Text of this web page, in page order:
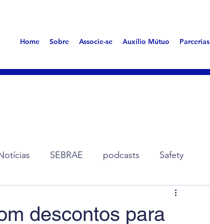
Home Sobre Associe-se Auxílio Mútuo Parcerias
SEBRAE podcasts Safety
Síndrome Aerotóxica
descontos para